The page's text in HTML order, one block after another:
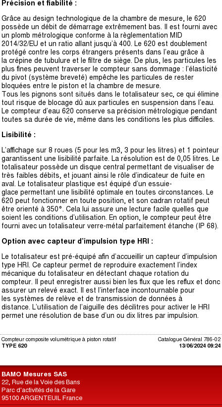
Précision et fiabilité :
Grâce au design technologique de la chambre de mesure, le 620
possède un débit de démarrage extrêmement bas. Il est fourni avec
un plomb métrologique conforme à la règlementation MID
2014/32/EU et un ratio allant jusqu’à 400. Le 620 est doublement
protégé contre les corps étrangers présents dans l’eau grâce à
la crépine de tubulure et le filtre de siège. De plus, les particules les
plus fines peuvent traverser le compteur sans dommage : l’élasticité
du pivot (système breveté) empêche les particules de rester
bloquées entre le piston et la chambre de mesure.
Tous les pignons sont situés dans le totalisateur sec, ce qui élimine
tout risque de blocage dû aux particules en suspension dans l’eau.
Le compteur d’eau 620 conserve sa précision métrologique pendant
toutes sa durée de vie, même dans les conditions les plus difficiles.
Lisibilité :
L’affichage sur 8 roues (5 pour les m3, 3 pour les litres) et 1 pointeur
garantissent une lisibilité parfaite. La résolution est de 0,05 litres. Le
totalisateur possède un disque central permettant de visualiser de
très faibles débits, et jouant ainsi le rôle d’indicateur de fuite en
aval. Le totalisateur plastique est équipé d’un essuie-
glace permettant une lisibilité optimale en toutes circonstances. Le
620 peut fonctionner en toute position, et son cadran rotatif peut
être orienté à 350°. Cela lui assure une lecture facile quelles que
soient les conditions d’utilisation. En option, le compteur peut être
fourni avec un totalisateur verre-métal parfaitement étanche (IP 68).
Option avec capteur d’impulsion type HRI :
Le totalisateur est pré-équipé afin d’accueillir un capteur d’impulsion
type HRI. Ce capteur permet de reproduire exactement l’index
mécanique du totalisateur en détectant chaque rotation du
compteur. Il peut enregistrer aussi bien les flux que les reflux et donc
assurer un relevé exact. Il est l’interface incontournable pour
les systèmes de relève et de transmission de données à
distance. L’utilisation de l’aiguille des décilitres pour activer le HRI
permet une résolution de base d’un ou dix litres par impulsion.
Catalogue Général 786-02
13/06/2024 09:24
Compteur composite volumétrique à piston rotatif
TYPE 620
BAMO Mesures SAS
22, Rue de la Voie des Bans
Parc d'activités de la Gare
95100 ARGENTEUIL France